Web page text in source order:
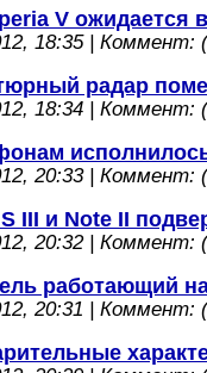
V ожидается
18:35 | Коммент:
радар
18:34 | Коммент:
20:33 | Коммент:
III и Note II
20:32 | Коммент:
работающий
20:31 | Коммент: